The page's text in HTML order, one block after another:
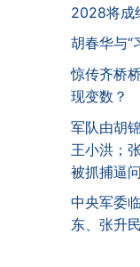
2028将成
胡春华与“
惊传齐桥
现变数？
军队由胡
王小洪；
被抓捕逼
中央军委
东、张升